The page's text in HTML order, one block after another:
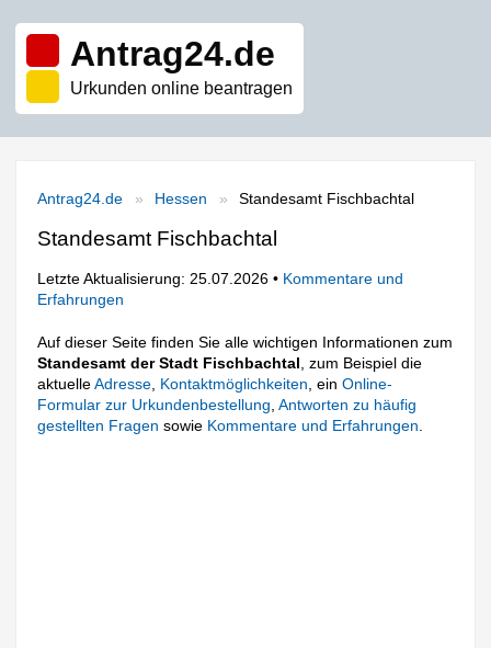
Antrag24.de
Urkunden online beantragen
Antrag24.de Hessen Standesamt Fischbachtal
Standesamt Fischbachtal
Letzte Aktualisierung: 25.07.2026 • Kommentare und
Erfahrungen
Auf dieser Seite finden Sie alle wichtigen Informationen zum
Standesamt der Stadt Fischbachtal , zum Beispiel die
aktuelleAdresse Kontaktmöglichkeiten , einOnline-
Formular zur Urkundenbestellung ,Antworten zu häufig
gestellten Fragen sowie Kommentare und Erfahrungen